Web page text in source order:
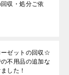
収・処分ご依
ーゼットの回収☆
不用品の追加な
した！